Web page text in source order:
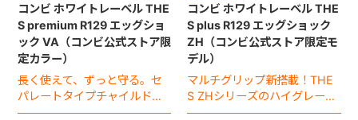
コンビ ホワイトレーベル THE
S premium R129 エッグショ
ック VA（コンビ公式ストア限
定カラー）
長く使えて、ずっと守る。セ
パレートタイプチャイルドシ
ートのロングユースモデル。
コンビ ホワイトレーベル THE
S plus R129 エッグショック
ZH（コンビ公式ストア限定モ
デル）
マルチグリップ新搭載！THE
S ZHシリーズのハイグレード
モデル（2026年モデル）。